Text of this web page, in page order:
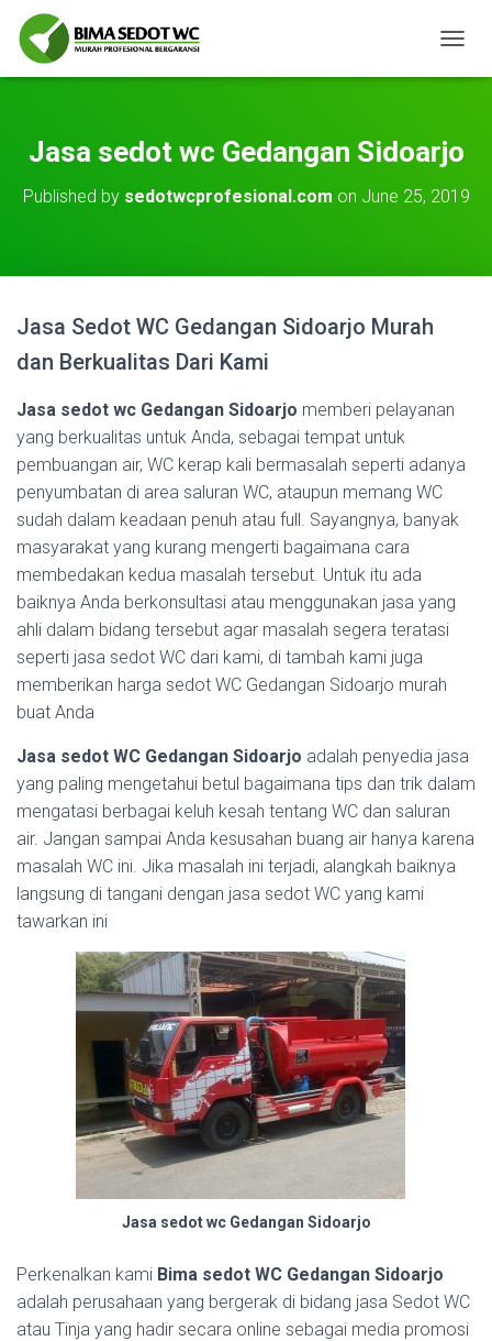
O
E
A
Jasa sedot wc Gedangan Sidoarjo
Published by sedotwcprofesional.com on June 25, 2019
Jasa Sedot WC Gedangan Sidoarjo Murah
dan Berkualitas Dari Kami
Jasa sedot wc Gedangan Sidoarjo memberi pelayanan
yang berkualitas untuk Anda, sebagai tempat untuk
pembuangan air, WC kerap kali bermasalah seperti adanya
penyumbatan di area saluran WC, ataupun memang WC
sudah dalam keadaan penuh atau full. Sayangnya, banyak
masyarakat yang kurang mengerti bagaimana cara
membedakan kedua masalah tersebut. Untuk itu ada
baiknya Anda berkonsultasi atau menggunakan jasa yang
ahli dalam bidang tersebut agar masalah segera teratasi
seperti jasa sedot WC dari kami, di tambah kami juga
memberikan harga sedot WC Gedangan Sidoarjo murah
buat Anda
Jasa sedot WC Gedangan Sidoarjo adalah penyedia jasa
yang paling mengetahui betul bagaimana tips dan trik dalam
mengatasi berbagai keluh kesah tentang WC dan saluran
air. Jangan sampai Anda kesusahan buang air hanya karena
masalah WC ini. Jika masalah ini terjadi, alangkah baiknya
langsung di tangani dengan jasa sedot WC yang kami
tawarkan ini
Jasa sedot wc Gedangan Sidoarjo
Perkenalkan kami Bima sedot WC Gedangan Sidoarjo
adalah perusahaan yang bergerak di bidang jasa Sedot WC
atau Tinja yang hadir secara online sebagai media promosi